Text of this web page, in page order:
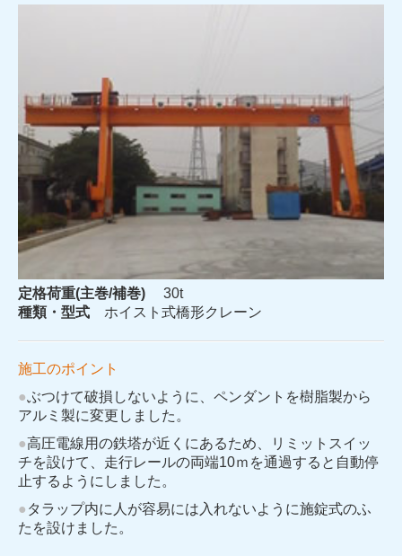
定格荷重(主巻/補巻) 30t
種類・型式 ホイスト式橋形クレーン
施工のポイント
●ぶつけて破損しないように、ペンダントを樹脂製から
アルミ製に変更しました。
●高圧電線用の鉄塔が近くにあるため、リミットスイッ
チを設けて、走行レールの両端10ｍを通過すると自動停
止するようにしました。
● タラップ内に人が容易には入れないように施錠式のふ
たを設けました。